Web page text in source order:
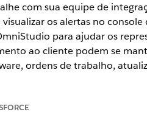
com sua equipe de
os alertas no
para ajudar os
ao cliente podem se
ordens de trabalho,
de uma página de registro